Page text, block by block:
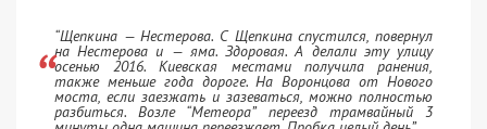
“Щепкина — Нестерова. С Щепкина спустился, повернул
на Нестерова и — яма. Здоровая. А делали эту улицу
осенью 2016. Киевская местами получила ранения,
также меньше года дороге. На Воронцова от Нового
моста, если заезжать и зазеваться, можно полностью
разбиться. Возле “Метеора” переезд трамвайный 3